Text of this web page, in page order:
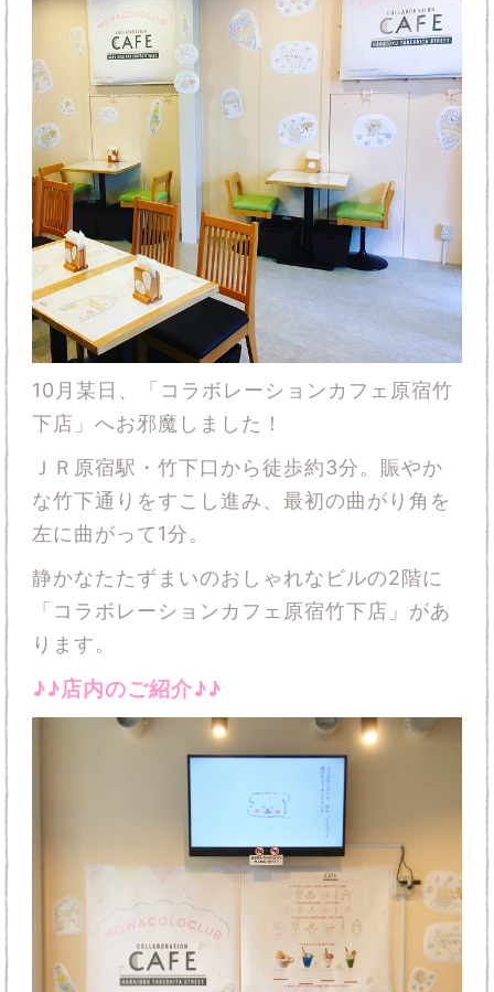
10月某日、「コラボレーションカフェ原宿竹
下店」へお邪魔しました！
ＪＲ原宿駅・竹下口から徒歩約3分。賑やか
な竹下通りをすこし進み、最初の曲がり角を
左に曲がって1分。
静かなたたずまいのおしゃれなビルの2階に
「コラボレーションカフェ原宿竹下店」があ
ります。
♪♪店内のご紹介♪♪